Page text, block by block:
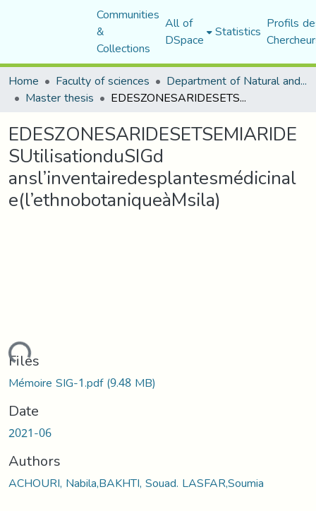
Communities
&
Collections
All of
DSpace Statistics Profils
Home
Faculty of sciences Department of Natural and Life Sciences
Master thesis EDESZONESARIDESETSEMIARIDESUtilisationduSIGd ansl’inventairedesplantesmédicinale(l’ethnobotaniqueàMsila)
EDESZONESARIDESETSEMIARIDE
SUtilisationduSIGd
ansl’inventairedesplantesmédicinal
e(l’ethnobotaniqueàMsila)
Files
Mémoire SIG-1.pdf(9.48 MB)
Date
2021-06
Authors
ACHOURI, Nabila,BAKHTI, Souad. LASFAR,Soumia